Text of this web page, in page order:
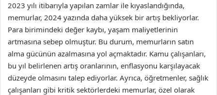
2023 yılı itibarıyla yapılan zamlar ile kıyaslandığında,
memurlar, 2024 yazında daha yüksek bir artış bekliyorlar.
Para birimindeki değer kaybı, yaşam maliyetlerinin
artmasına sebep olmuştur. Bu durum, memurların satın
alma gücünün azalmasına yol açmaktadır. Kamu çalışanları,
bu yıl belirlenen artış oranlarının, enflasyonu karşılayacak
düzeyde olmasını talep ediyorlar. Ayrıca, öğretmenler, sağlık
çalışanları gibi kritik sektörlerdeki memurlar, özel olarak